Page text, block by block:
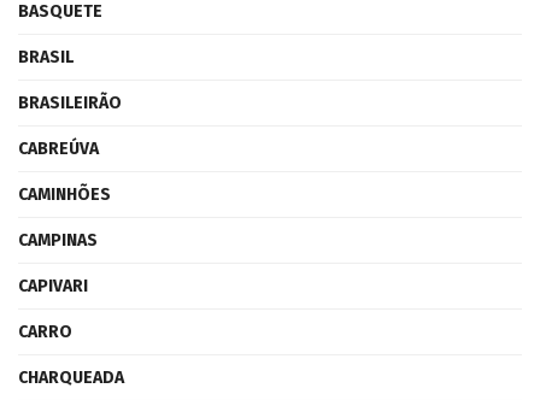
BASQUETE
BRASIL
BRASILEIRÃO
CABREÚVA
CAMINHÕES
CAMPINAS
CAPIVARI
CARRO
CHARQUEADA